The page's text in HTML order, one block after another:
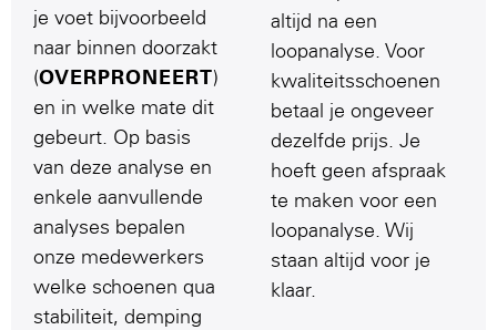
je voet bijvoorbeeld
naar binnen doorzakt
(OVERPRONEERT)
en in welke mate dit
gebeurt. Op basis
van deze analyse en
enkele aanvullende
analyses bepalen
onze medewerkers
welke schoenen qua
stabiliteit, demping
altijd na een
loopanalyse. Voor
kwaliteitsschoenen
betaal je ongeveer
dezelfde prijs. Je
hoeft geen afspraak
te maken voor een
loopanalyse. Wij
staan altijd voor je
klaar.